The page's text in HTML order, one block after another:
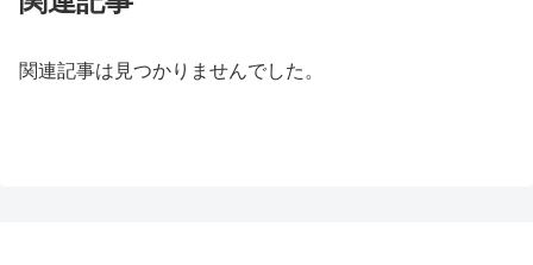
関連記事は見つかりませんでした。